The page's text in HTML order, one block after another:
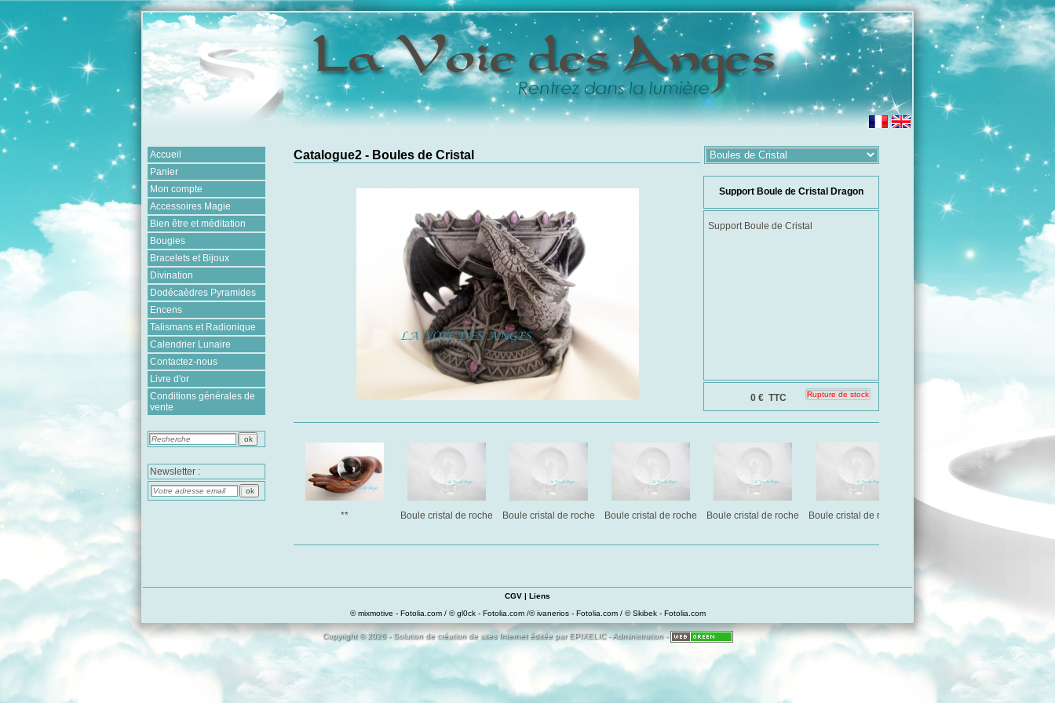
Accueil
Panier
Mon compte
Accessoires Magie
Bien être et méditation
Bougies
Bracelets et Bijoux
Divination
Dodécaèdres Pyramides
Encens
Talismans et Radionique
Calendrier Lunaire
Contactez-nous
Livre d'or
Conditions générales de
vente
Newsletter :
Catalogue2 - Boules de Cristal
Support Boule de Cristal Dragon
Support Boule de Cristal
TTC
0 €
** Boule cristal de roche Boule cristal de roche Boule cristal de roche Boule cristal de roche Boule cristal de roche Boule cristal de roche
CGV | Liens
© mixmotive - Fotolia.com / © gl0ck - Fotolia.com /© ivanerios - Fotolia.com / © Skibek - Fotolia.com
Copyright © 2026 - Solution de création de sites Internet éditée par EPIXELIC- Administration-